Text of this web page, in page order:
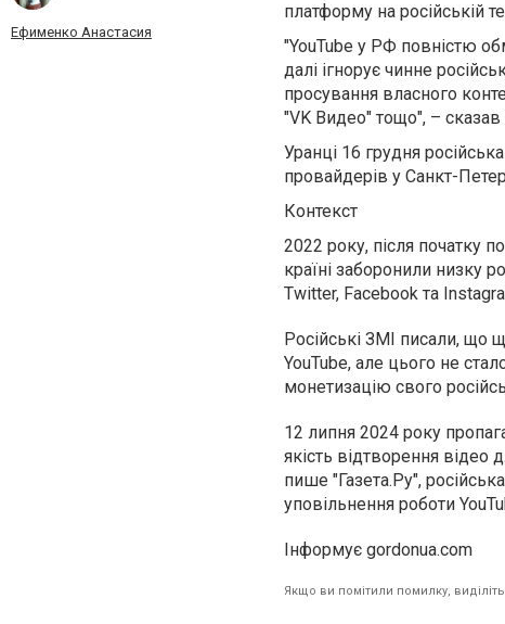
Ефименко Анастасия
платформу на російській
"YouTube у РФ повністю
далі ігнорує чинне
просування власного
"VK Видео" тощо", –
Уранці 16 грудня
провайдерів у Санкт-
Контекст
2022 року, після початку
країні заборонили низку
Twitter, Facebook та
Російські ЗМІ писали, що
YouTube, але цього не
монетизацію свого
12 липня 2024 року
якість відтворення відео
пише "Газета.Ру",
уповільнення роботи
Інформує gordonua.com
Якщо ви помітили помилку,